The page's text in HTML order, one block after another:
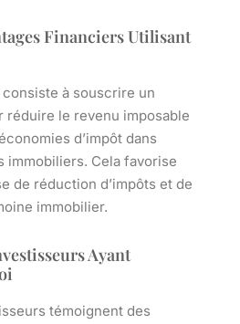
Financiers Utilisant
à souscrire un
réduire le revenu imposable
d’impôt dans
immobiliers. Cela favorise
de réduction d’impôts et de
immobilier.
Ayant
témoignent des